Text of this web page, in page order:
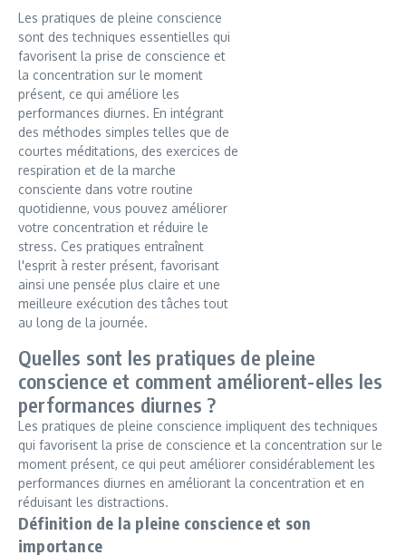
Les pratiques de pleine conscience
sont des techniques essentielles qui
favorisent la prise de conscience et
la concentration sur le moment
présent, ce qui améliore les
performances diurnes. En intégrant
des méthodes simples telles que de
courtes méditations, des exercices de
respiration et de la marche
consciente dans votre routine
quotidienne, vous pouvez améliorer
votre concentration et réduire le
stress. Ces pratiques entraînent
l'esprit à rester présent, favorisant
ainsi une pensée plus claire et une
meilleure exécution des tâches tout
au long de la journée.
Quelles sont les pratiques de pleine
conscience et comment améliorent-elles les
performances diurnes ?
Les pratiques de pleine conscience impliquent des techniques
qui favorisent la prise de conscience et la concentration sur le
moment présent, ce qui peut améliorer considérablement les
performances diurnes en améliorant la concentration et en
réduisant les distractions.
Définition de la pleine conscience et son
importance